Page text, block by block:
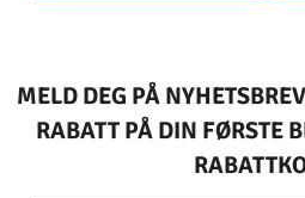
MELD DEG PÅ
RABATT PÅ DIN FØRSTE